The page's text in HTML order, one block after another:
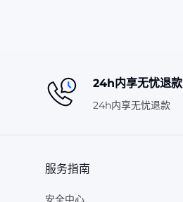
24h内享无忧退款
24h内享无忧退款
服务指南
安全中心